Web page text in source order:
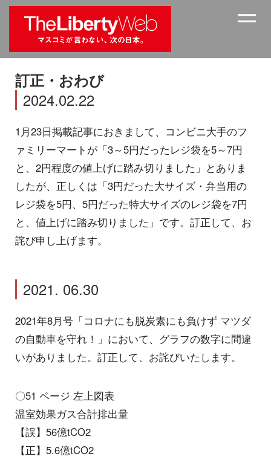
訂正・おわび
2024.02.22
1月23日掲載記事におきまして、コンビニ大手のフ
ァミリーマートが「3～5円だったレジ袋を5～7円
と、2円程度の値上げに踏み切りました」とありま
したが、正しくは「3円だった大サイズ・弁当用の
レジ袋を5円、5円だった特大サイズのレジ袋を7円
と、値上げに踏み切りました」です。訂正して、お
詫び申し上げます。
2021. 06.30
2021年8月号「コロナにも脱炭素にも負けず マツダ
の自動車を守れ！」において、グラフの数字に間違
いがありました。訂正して、お詫びいたします。
〇51 ページ 左上図表
温室効果ガス合計排出量
【誤】56億tCO2
【正】5.6億tCO2